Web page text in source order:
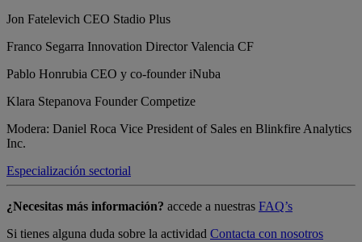
Jon Fatelevich CEO Stadio Plus
Franco Segarra Innovation Director Valencia CF
Pablo Honrubia CEO y co-founder iNuba
Klara Stepanova Founder Competize
Modera: Daniel Roca Vice President of Sales en Blinkfire Analytics
Inc.
Especialización sectorial
¿Necesitas más información? accede a nuestras FAQ’s
Si tienes alguna duda sobre la actividad Contacta con nosotros